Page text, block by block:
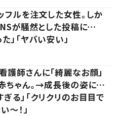
フルを注文した女性。しか
が騒然とした投稿に…
」「ヤバい安い」
護師さんに「綺麗なお顔」
ちゃん。→成長後の姿に…
ぎる」「クリクリのお目目で
～！」